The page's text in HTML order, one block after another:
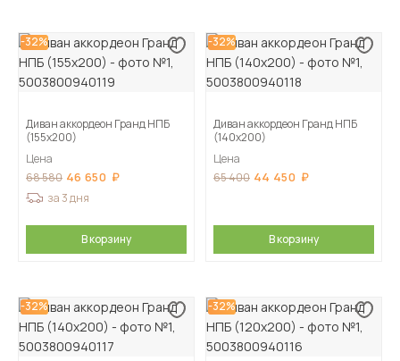
-32%
Диван аккордеон Гранд НПБ
(155х200)
Цена
68 580 46 650
за 3 дня
В корзину
-32%
Диван аккордеон Гранд НПБ
(140х200)
Цена
65 400 44 450
В корзину
-32% -32%